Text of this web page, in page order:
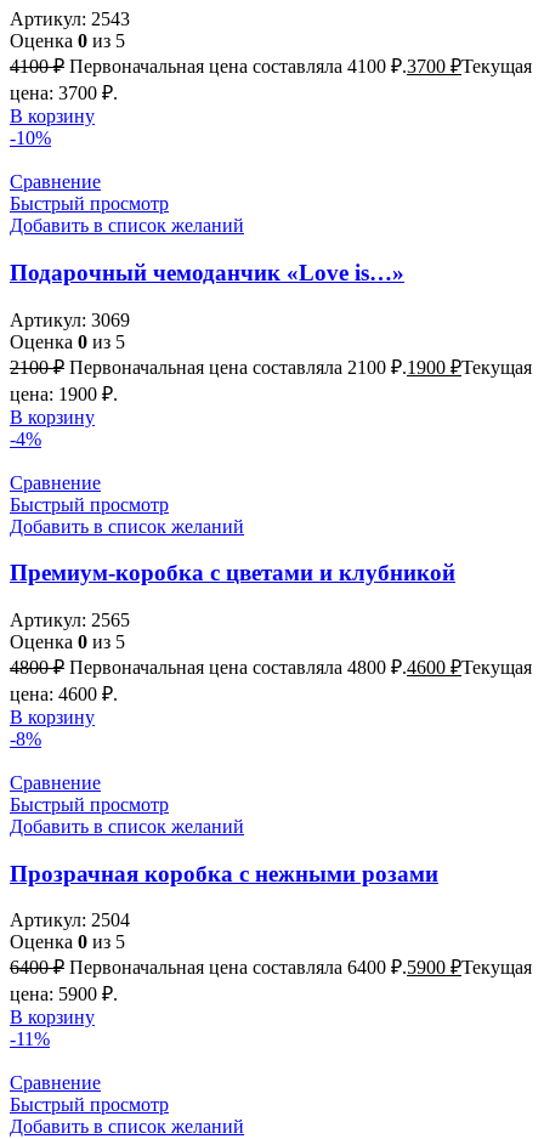
Артикул: 2543
Оценка 0 из 5
4100₽ Первоначальная цена составляла 4100 ₽.3700 ₽Текущая
цена: 3700 ₽.
В корзину
-10%
Сравнение
Быстрый просмотр
Добавить в список желаний
Подарочный чемоданчик «Love is…»
Артикул: 3069
Оценка 0 из 5
2100₽ Первоначальная цена составляла 2100 ₽.1900 ₽Текущая
цена: 1900 ₽.
В корзину
-4%
Сравнение
Быстрый просмотр
Добавить в список желаний
Премиум-коробка с цветами и клубникой
Артикул: 2565
Оценка 0 из 5
4800₽ Первоначальная цена составляла 4800 ₽.4600 ₽Текущая
цена: 4600 ₽.
В корзину
-8%
Сравнение
Быстрый просмотр
Добавить в список желаний
Прозрачная коробка с нежными розами
Артикул: 2504
Оценка 0 из 5
6400₽ Первоначальная цена составляла 6400 ₽.5900 ₽Текущая
цена: 5900 ₽.
В корзину
-11%
Сравнение
Быстрый просмотр
Добавить в список желаний